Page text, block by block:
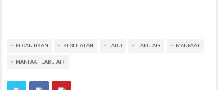
KECANTIKAN KESEHATAN LABU LABU AIR MANFAAT
MANFAAT LABU AIR